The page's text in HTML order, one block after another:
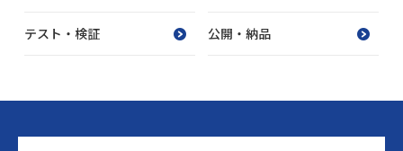
テスト・検証 公開・納品